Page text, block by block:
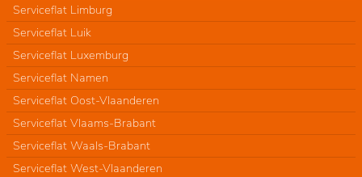
Serviceflat Limburg
Serviceflat Luik
Serviceflat Luxemburg
Serviceflat Namen
Serviceflat Oost-Vlaanderen
Serviceflat Vlaams-Brabant
Serviceflat Waals-Brabant
Serviceflat West-Vlaanderen